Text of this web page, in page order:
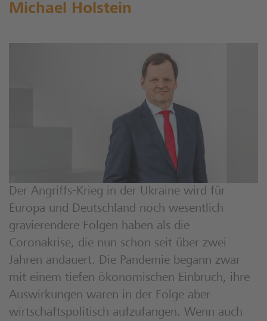
Michael Holstein
Der Angriffs-Krieg in der Ukraine wird für
Europa und Deutschland noch wesentlich
gravierendere Folgen haben als die
Coronakrise, die nun schon seit über zwei
Jahren andauert. Die Pandemie begann zwar
mit einem tiefen ökonomischen Einbruch, ihre
Auswirkungen waren in der Folge aber
wirtschaftspolitisch aufzufangen. Wenn auch